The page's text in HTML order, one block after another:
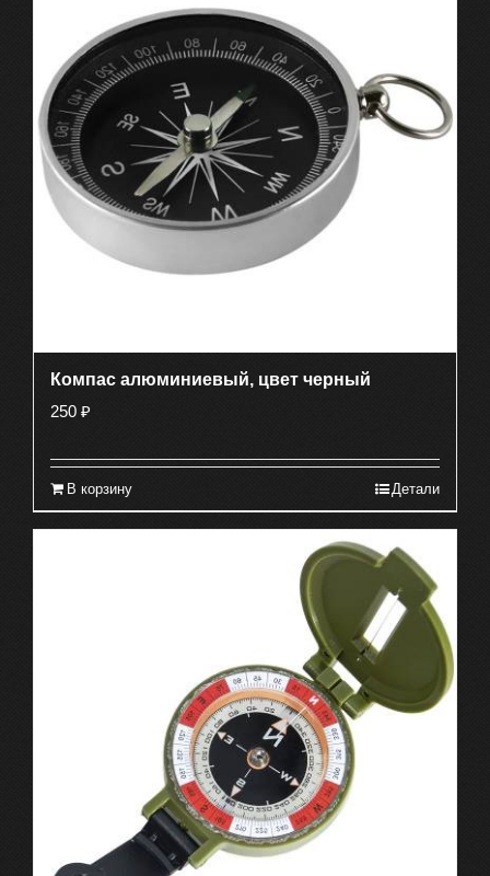
Компас алюминиевый, цвет черный
250 ₽
В корзину Детали